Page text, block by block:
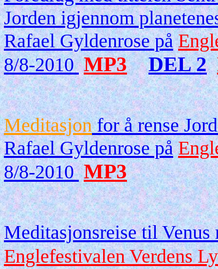
Jorden igjennom
Rafael Gyldenrose på
8/8-2010 MP3 DEL 2
Meditasjonfor å rense
Rafael Gyldenrose på
8/8-2010 MP3
Meditasjonsreise til Venus
Englefestivalen Verdens